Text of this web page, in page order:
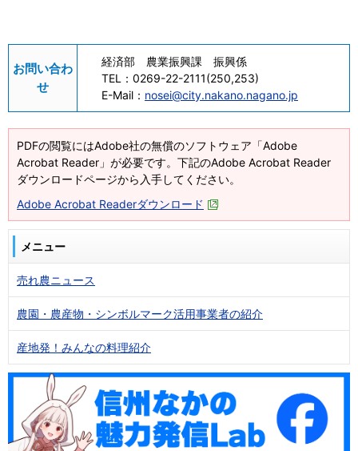
お問い合わ
せ
経済部 農業振興課 振興係
TEL： 0269-22-2111(250,253)
E-Mail： nosei@city.nakano.nagano.jp
PDFの閲覧にはAdobe社の無償のソフトウェア「Adobe
Acrobat Reader」が必要です。下記のAdobe Acrobat Reader
ダウンロードページから入手してください。
Adobe Acrobat Readerダウンロード
メニュー
売れ農ニュース
農園・農産物・シンボルマーク活用事業者の紹介
産地発！みんなの料理紹介